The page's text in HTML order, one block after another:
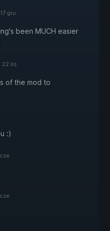
17 gru
been MUCH easier
22 lis
of the mod to
:)